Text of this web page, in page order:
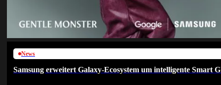
News
Samsung erweitert Galaxy-Ecosystem um intelligente Smart